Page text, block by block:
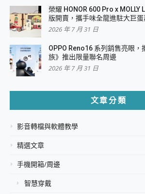
榮耀 HONOR 600 Pro x
版開賣，攜手味全龍進駐大巨
2026 年 7 月 31 日
OPPO Reno16 系列銷售亮眼
族》推出限量聯名周邊
2026 年 7 月 31 日
文章分類
影音轉檔與軟體教學
精選文章
手機開箱/周邊
智慧穿戴